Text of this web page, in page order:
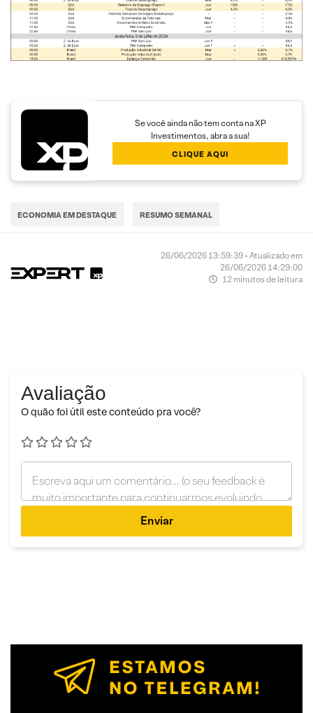
Se você ainda não tem conta na XP
Investimentos, abra a sua!
CLIQUE AQUI
ECONOMIA EM DESTAQUE RESUMO SEMANAL
26/06/2026 13:59:39 • Atualizado em
26/06/2026 14:29:00
12 minutos de leitura
Avaliação
O quão foi útil este conteúdo pra você?
Enviar